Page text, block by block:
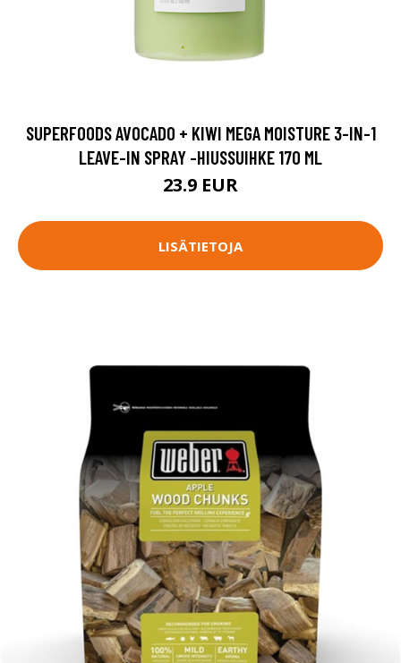
SUPERFOODS AVOCADO + KIWI MEGA MOISTURE 3-IN-1
LEAVE-IN SPRAY -HIUSSUIHKE 170 ML
23.9 EUR
LISÄTIETOJA